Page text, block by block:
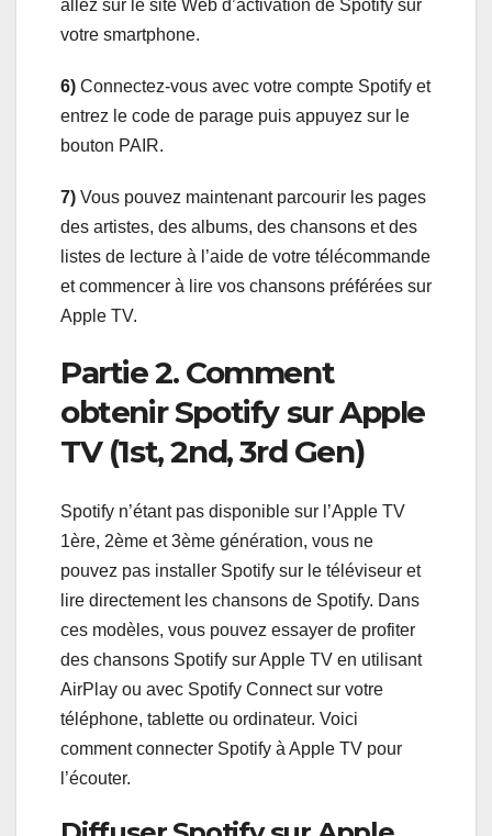
allez sur le site Web d’activation de Spotify sur
votre smartphone.
6) Connectez-vous avec votre compte Spotify et
entrez le code de parage puis appuyez sur le
bouton PAIR.
7) Vous pouvez maintenant parcourir les pages
des artistes, des albums, des chansons et des
listes de lecture à l’aide de votre télécommande
et commencer à lire vos chansons préférées sur
Apple TV.
Partie 2. Comment
obtenir Spotify sur Apple
TV (1st, 2nd, 3rd Gen)
Spotify n’étant pas disponible sur l’Apple TV
1ère, 2ème et 3ème génération, vous ne
pouvez pas installer Spotify sur le téléviseur et
lire directement les chansons de Spotify. Dans
ces modèles, vous pouvez essayer de profiter
des chansons Spotify sur Apple TV en utilisant
AirPlay ou avec Spotify Connect sur votre
téléphone, tablette ou ordinateur. Voici
comment connecter Spotify à Apple TV pour
l’écouter.